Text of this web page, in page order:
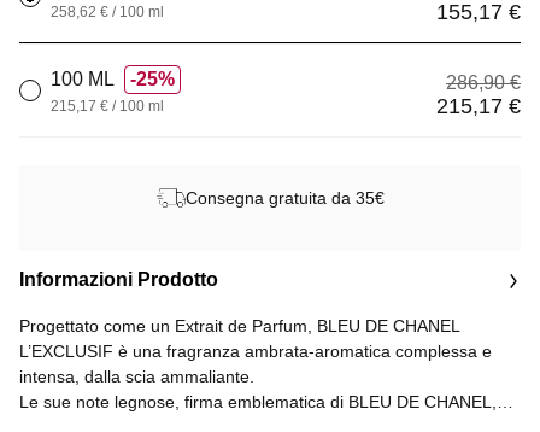
155,17 €
258,62 € / 100 ml
100 ML 25% 286,90 €
215,17 €
215,17 € / 100 ml
Consegna gratuita da 35€
Informazioni Prodotto
Progettato come un Extrait de Parfum, BLEU DE CHANEL
L’EXCLUSIF è una fragranza ambrata-aromatica complessa e
intensa, dalla scia ammaliante.
Le sue note legnose, firma emblematica di BLEU DE CHANEL,